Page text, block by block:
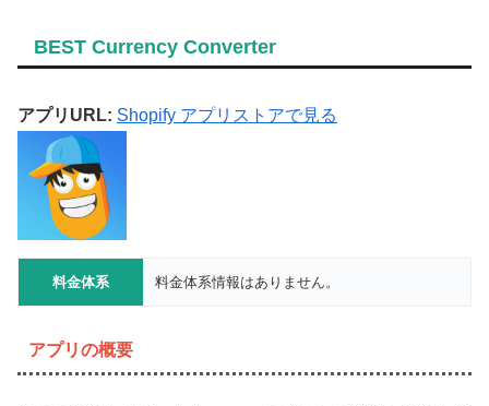
BEST Currency Converter
アプリURL: Shopify アプリストアで見る
料金体系 料金体系情報はありません。
アプリの概要